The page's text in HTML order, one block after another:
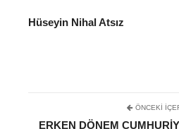
Hüseyin Nihal Atsız
ÖNCEKI
ERKEN DÖNEM